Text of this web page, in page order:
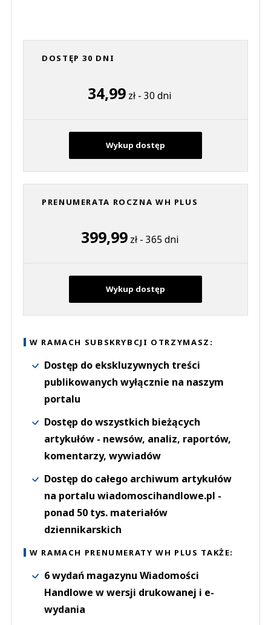
DOSTĘP 30 DNI
34,99 zł - 30 dni
Wykup dostęp
PRENUMERATA ROCZNA WH PLUS
399,99zł - 365 dni
Wykup dostęp
W RAMACH SUBSKRYBCJI OTRZYMASZ:
Dostęp do ekskluzywnych treści
publikowanych wyłącznie na naszym
portalu
Dostęp do wszystkich bieżących
artykułów - newsów, analiz, raportów,
komentarzy, wywiadów
Dostęp do całego archiwum artykułów
na portalu wiadomoscihandlowe.pl -
ponad 50 tys. materiałów
dziennikarskich
W RAMACH PRENUMERATY WH PLUS TAKŻE:
6 wydań magazynu Wiadomości
Handlowe w wersji drukowanej i e-
wydania